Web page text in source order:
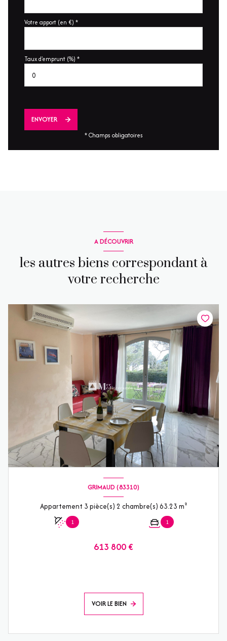
Votre apport (en €) *
Taux d'emprunt (%) *
ENVOYER
* Champs obligatoires
A DÉCOUVRIR
les autres biens correspondant à
votre recherche
GRIMAUD (83310)
Appartement 3 pièce(s) 2 chambre(s) 63.23 m²
1 1
613 800 €
VOIR LE BIEN